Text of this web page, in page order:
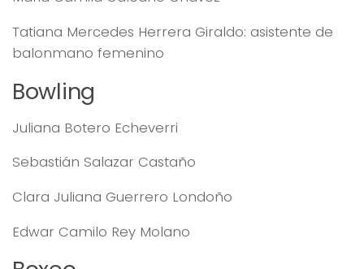
Tatiana Mercedes Herrera Giraldo: asistente de
balonmano femenino
Bowling
Juliana Botero Echeverri
Sebastián Salazar Castaño
Clara Juliana Guerrero Londoño
Edwar Camilo Rey Molano